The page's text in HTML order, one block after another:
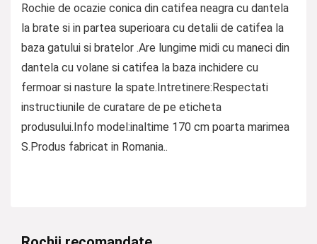
Rochie de ocazie conica din catifea neagra cu dantela
la brate si in partea superioara cu detalii de catifea la
baza gatului si bratelor .Are lungime midi cu maneci din
dantela cu volane si catifea la baza inchidere cu
fermoar si nasture la spate.Intretinere:Respectati
instructiunile de curatare de pe eticheta
produsului.Info model:inaltime 170 cm poarta marimea
S.Produs fabricat in Romania..